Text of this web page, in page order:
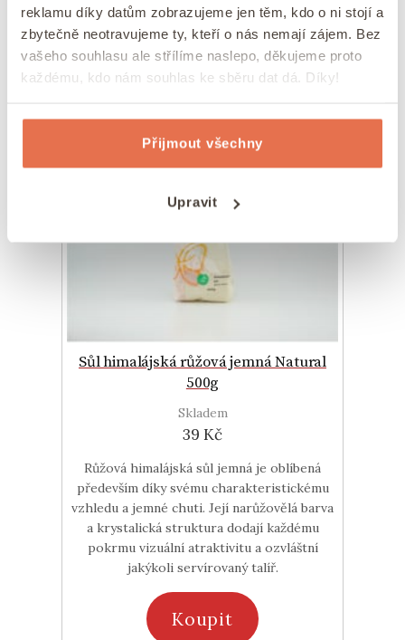
reklamu díky datům zobrazujeme jen těm, kdo o ni stojí a
zbytečně neotravujeme ty, kteří o nás nemají zájem. Bez
vašeho souhlasu ale střílíme naslepo, děkujeme proto
každému, kdo nám souhlas ke sběru dat dá. Díky!
Přijmout všechny
Upravit
Navíc se nemusí dopředu namáčet a její
příprava zabere přibližně jen 15 minut.
Sůl himalájská růžová jemná Natural
500g
Skladem
39 Kč
Růžová himalájská sůl jemná je oblíbená
především díky svému charakteristickému
vzhledu a jemné chuti. Její narůžovělá barva
a krystalická struktura dodají každému
pokrmu vizuální atraktivitu a ozvláštní
jakýkoli servírovaný talíř.
Koupit